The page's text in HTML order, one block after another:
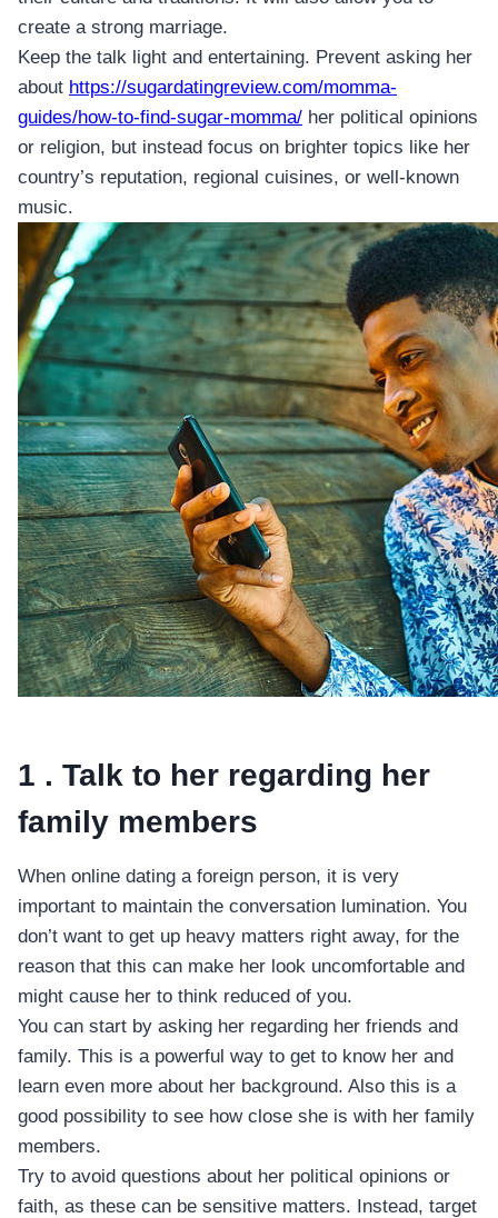
create a strong marriage.
Keep the talk light and entertaining. Prevent asking her
about https://sugardatingreview.com/momma-
guides/how-to-find-sugar-momma/ her political opinions
or religion, but instead focus on brighter topics like her
country’s reputation, regional cuisines, or well-known
music.
1 . Talk to her regarding her
family members
When online dating a foreign person, it is very
important to maintain the conversation lumination. You
don’t want to get up heavy matters right away, for the
reason that this can make her look uncomfortable and
might cause her to think reduced of you.
You can start by asking her regarding her friends and
family. This is a powerful way to get to know her and
learn even more about her background. Also this is a
good possibility to see how close she is with her family
members.
Try to avoid questions about her political opinions or
faith, as these can be sensitive matters. Instead, target